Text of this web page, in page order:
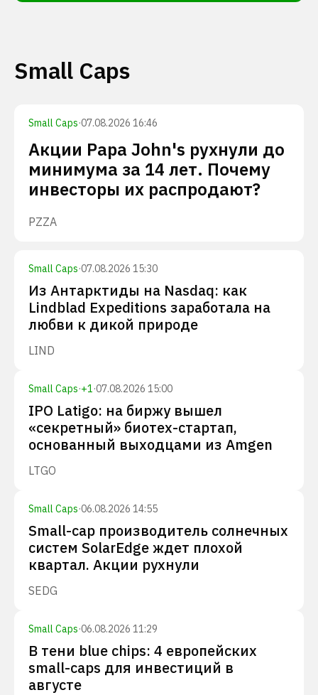
Small Caps
Small Caps·07.08.2026 16:46
Акции Papa John's рухнули до
минимума за 14 лет. Почему
инвесторы их распродают?
PZZA
Small Caps·07.08.2026 15:30
Из Антарктиды на Nasdaq: как
Lindblad Expeditions заработала на
любви к дикой природе
LIND
Small Caps·+1·07.08.2026 15:00
IPO Latigo: на биржу вышел
«секретный» биотех-стартап,
основанный выходцами из Amgen
LTGO
Small Caps·06.08.2026 14:55
Small-cap производитель солнечных
систем SolarEdge ждет плохой
квартал. Акции рухнули
SEDG
Small Caps·06.08.2026 11:29
В тени blue chips: 4 европейских
small-caps для инвестиций в
августе